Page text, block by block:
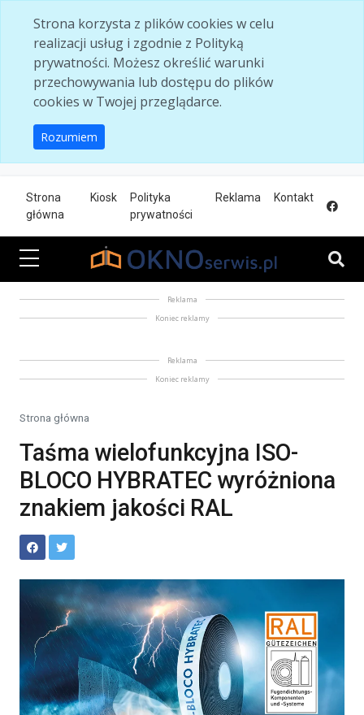
Strona korzysta z plików cookies w celu
realizacji usług i zgodnie z Polityką
prywatności. Możesz określić warunki
przechowywania lub dostępu do plików
cookies w Twojej przeglądarce.
Rozumiem
Strona
główna
Kiosk
Polityka
prywatności
Reklama Kontakt
Reklama
Koniec reklamy
Reklama
Koniec reklamy
Strona główna
Taśma wielofunkcyjna ISO-
BLOCO HYBRATEC wyróżniona
znakiem jakości RAL